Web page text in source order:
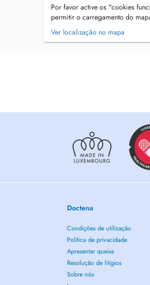
Por favor active os "cookies
permitir o carregamento do
Ver localização no mapa
Doctena
Condições de utilização
Política de privacidade
Apresentar queixa
Resolução de litígios
Sobre nós